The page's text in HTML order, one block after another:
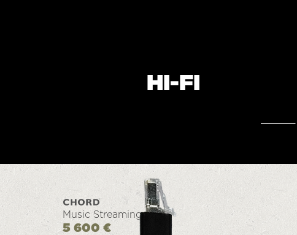
HI-FI
Music Streaming
5 600 €